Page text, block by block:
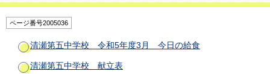
ページ番号2005036
清瀬第五中学校 令和5年度3月 今日の給食
清瀬第五中学校 献立表